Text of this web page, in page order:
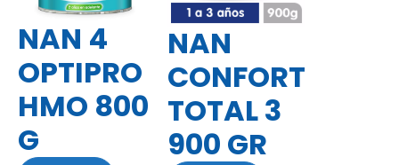
NAN 4
OPTIPRO
HMO 800
G
NAN
CONFORT
TOTAL 3
900 GR